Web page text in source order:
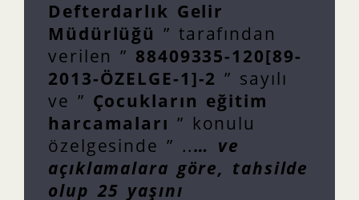
Defterdarlık Gelir
Müdürlüğü ” tarafından
verilen ” 88409335-120[89-
2013-ÖZELGE-1]-2 ” sayılı
ve ” Çocukların eğitim
harcamaları ” konulu
özelgesinde ” ..… ve
açıklamalara göre, tahsilde
olup 25 yaşını